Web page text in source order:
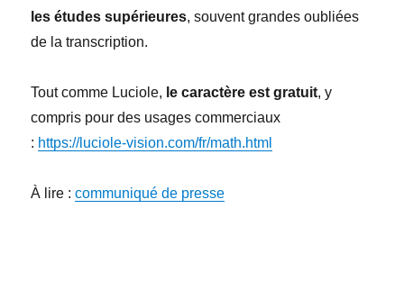
les études supérieures, souvent grandes oubliées
de la transcription.
Tout comme Luciole, le caractère est gratuit, y
compris pour des usages commerciaux
: https://luciole-vision.com/fr/math.html
À lire :communiqué de presse